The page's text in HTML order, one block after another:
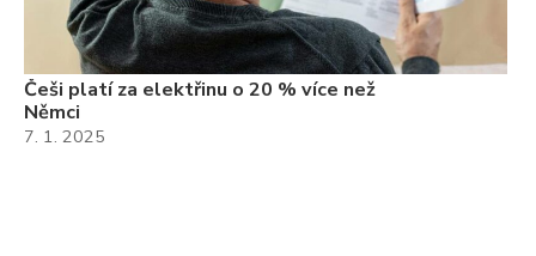
Češi platí za elektřinu o 20 % více než
Němci
7. 1. 2025